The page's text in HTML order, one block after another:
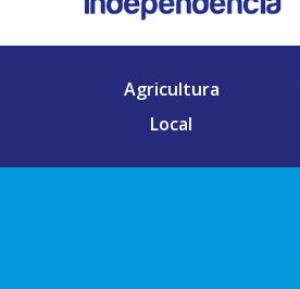
Agricultura
Local